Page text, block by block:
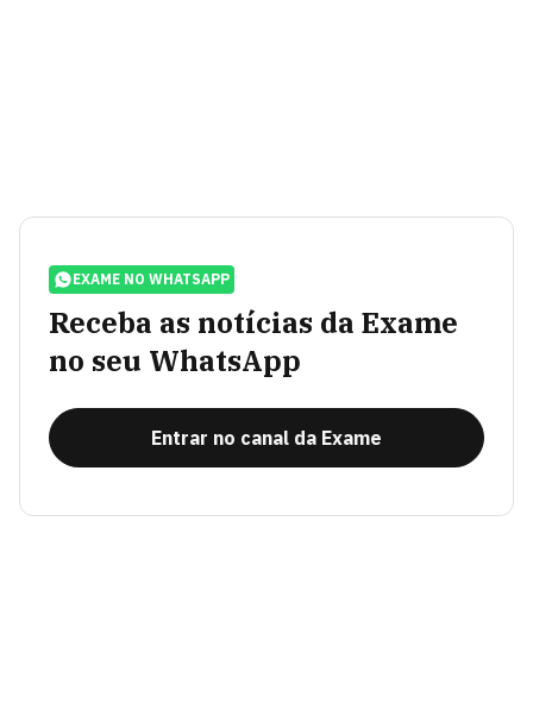
EXAME NO WHATSAPP
Receba as notícias da Exame
no seu WhatsApp
Entrar no canal da Exame